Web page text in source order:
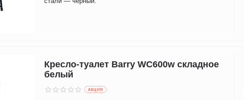
Кресло-туалет Barry WC600w складное
белый
AКЦИЯ